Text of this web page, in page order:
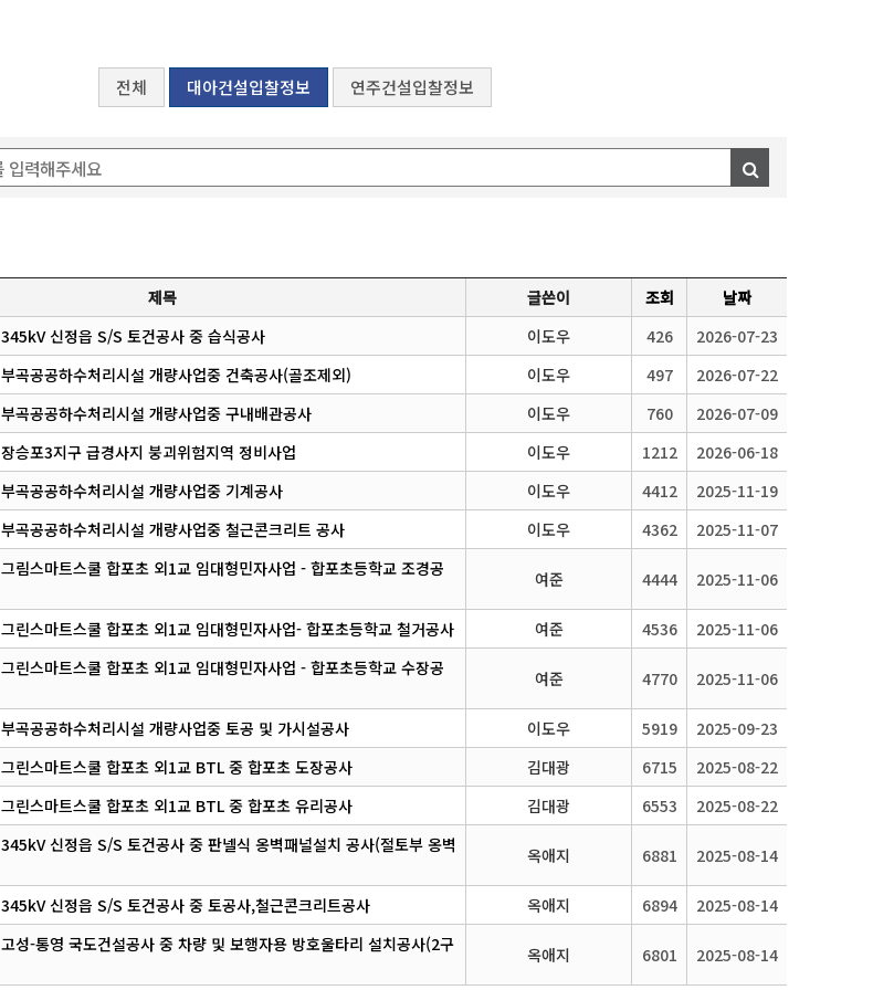
전체 대아건설입찰정보 연주건설입찰정보
제목 글쓴이 조회
날짜
345kV 신정읍 S/S 토건공사 중 습식공사 이도우 426
2026-07-23
부곡공공하수처리시설 개량사업중 건축공사(골조제외) 이도우 497
2026-07-22
부곡공공하수처리시설 개량사업중 구내배관공사 이도우 760
2026-07-09
장승포3지구 급경사지 붕괴위험지역 정비사업 이도우 1212
2026-06-18
부곡공공하수처리시설 개량사업중 기계공사 이도우 4412
2025-11-19
부곡공공하수처리시설 개량사업중 철근콘크리트 공사 이도우 4362 2025-11-07
그림스마트스쿨 합포초 외1교 임대형민자사업 - 합포초등학교 조경공
여준 4444 2025-11-06
그린스마트스쿨 합포초 외1교 임대형민자사업- 합포초등학교 철거공사 여준 4536 2025-11-06
그린스마트스쿨 합포초 외1교 임대형민자사업 - 합포초등학교 수장공
여준 4770 2025-11-06
부곡공공하수처리시설 개량사업중 토공 및 가시설공사 이도우 5919
2025-09-23
그린스마트스쿨 합포초 외1교 BTL 중 합포초 도장공사 김대광 6715
2025-08-22
그린스마트스쿨 합포초 외1교 BTL 중 합포초 유리공사 김대광 6553 2025-08-22
345kV 신정읍 S/S 토건공사 중 판넬식 옹벽패널설치 공사(절토부 옹벽
옥애지 6881 2025-08-14
345kV 신정읍 S/S 토건공사 중 토공사,철근콘크리트공사 옥애지 6894 2025-08-14
고성-통영 국도건설공사 중 차량 및 보행자용 방호울타리 설치공사(2구
옥애지 6801 2025-08-14